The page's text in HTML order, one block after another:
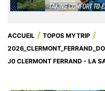
ACCUEIL
TOPOS MYTRIP
J0 CLERMONT FERRAND - LA